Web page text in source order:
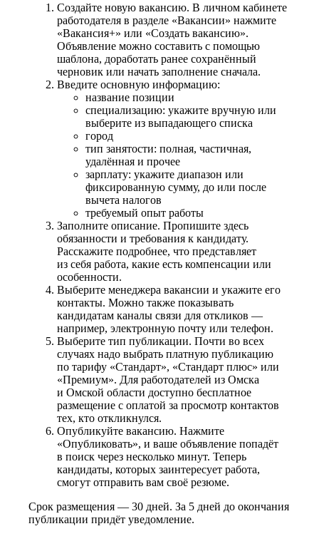
Создайте новую вакансию. В личном кабинете
работодателя в разделе «Вакансии» нажмите
«Вакансия+» или «Создать вакансию».
Объявление можно составить с помощью
шаблона, доработать ранее сохранённый
черновик или начать заполнение сначала.
Введите основную информацию:
название позиции
специализацию: укажите вручную или
выберите из выпадающего списка
город
тип занятости: полная, частичная,
удалённая и прочее
зарплату: укажите диапазон или
фиксированную сумму, до или после
вычета налогов
требуемый опыт работы
Заполните описание. Пропишите здесь
обязанности и требования к кандидату.
Расскажите подробнее, что представляет
из себя работа, какие есть компенсации или
особенности.
Выберите менеджера вакансии и укажите его
контакты. Можно также показывать
кандидатам каналы связи для откликов —
например, электронную почту или телефон.
Выберите тип публикации. Почти во всех
случаях надо выбрать платную публикацию
по тарифу «Стандарт», «Стандарт плюс» или
«Премиум». Для работодателей из Омска
и Омской области доступно бесплатное
размещение с оплатой за просмотр контактов
тех, кто откликнулся.
Опубликуйте вакансию. Нажмите
«Опубликовать», и ваше объявление попадёт
в поиск через несколько минут. Теперь
кандидаты, которых заинтересует работа,
смогут отправить вам своё резюме.
Срок размещения — 30 дней. За 5 дней до окончания
публикации придёт уведомление.